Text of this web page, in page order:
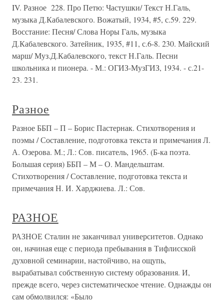
IV. Разное 228. Про Петю: Частушки/ Текст Н.Галь,
музыка Д.Кабалевского. Вожатый, 1934, #5, с.59. 229.
Восстание: Песня/ Слова Норы Галь, музыка
Д.Кабалевского. Затейник, 1935, #11, с.6-8. 230. Майский
марш/ Муз.Д.Кабалевского, текст Н.Галь. Песни
школьника и пионера. - М.: ОГИЗ-МузГИЗ, 1934. - с.21-
23. 231.
Разное
Разное ББП – П – Борис Пастернак. Стихотворения и
поэмы / Составление, подготовка текста и примечания Л.
А. Озерова. М.; Л.: Сов. писатель, 1965. (Б-ка поэта.
Большая серия) ББП – М – О. Мандельштам.
Стихотворения / Составление, подготовка текста и
примечания Н. И. Харджиева. Л.: Сов.
РАЗНОЕ
РАЗНОЕ Сталин не заканчивал университетов. Однако
он, начиная еще с периода пребывания в Тифлисской
духовной семинарии, настойчиво, на ощупь,
вырабатывал собственную систему образования. И,
прежде всего, через систематическое чтение. Однажды он
сам обмолвился: «Было